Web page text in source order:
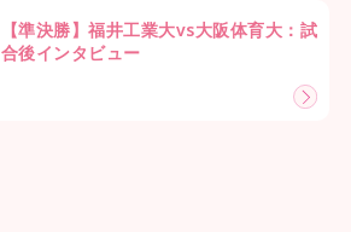
【準決勝】福井工業大vs大阪体育大：試
合後インタビュー